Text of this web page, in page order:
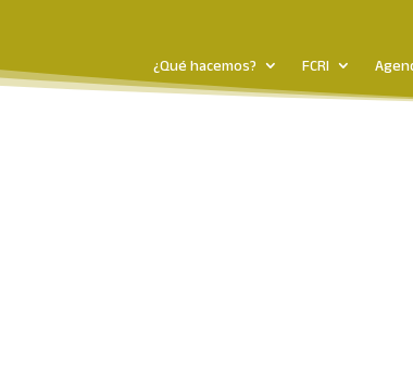
¿Qué hacemos? FCRI